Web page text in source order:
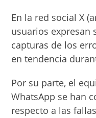
En la red social X
usuarios expresan
capturas de los
en tendencia
Por su parte, el
WhatsApp se han
respecto a las